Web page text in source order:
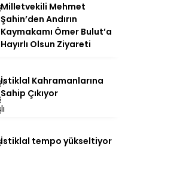
Milletvekili Mehmet
Şahin’den Andırın
Kaymakamı Ömer Bulut’a
Hayırlı Olsun Ziyareti
İstiklal Kahramanlarına
Sahip Çıkıyor
İstiklal tempo yükseltiyor